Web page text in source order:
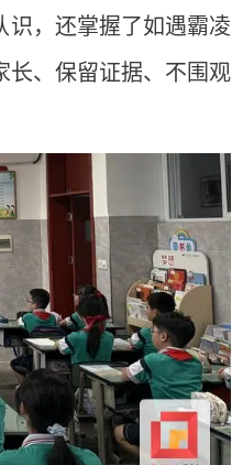
识，还掌握了如遇霸凌
长、保留证据、不围观